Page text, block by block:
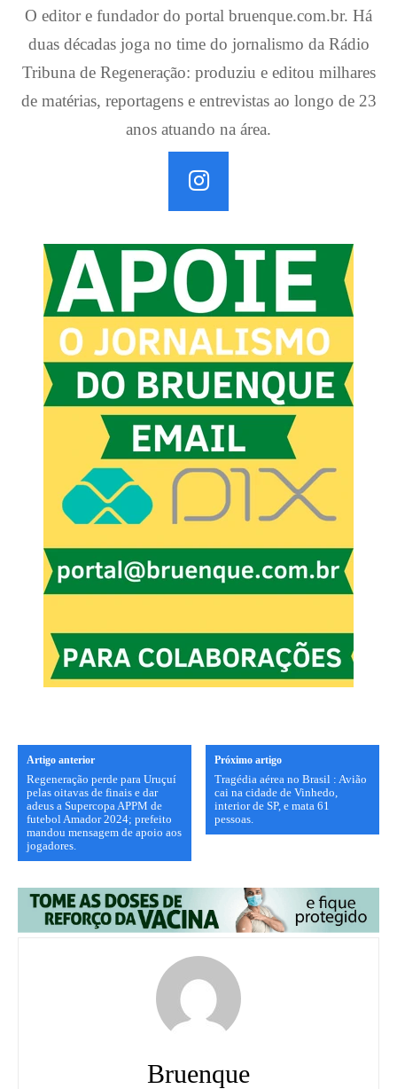
O editor e fundador do portal bruenque.com.br. Há
duas décadas joga no time do jornalismo da Rádio
Tribuna de Regeneração: produziu e editou milhares
de matérias, reportagens e entrevistas ao longo de 23
anos atuando na área.
Artigo anterior
Regeneração perde para Uruçuí
pelas oitavas de finais e dar
adeus a Supercopa APPM de
futebol Amador 2024; prefeito
mandou mensagem de apoio aos
jogadores.
Próximo artigo
Tragédia aérea no Brasil : Avião
cai na cidade de Vinhedo,
interior de SP, e mata 61
pessoas.
Bruenque